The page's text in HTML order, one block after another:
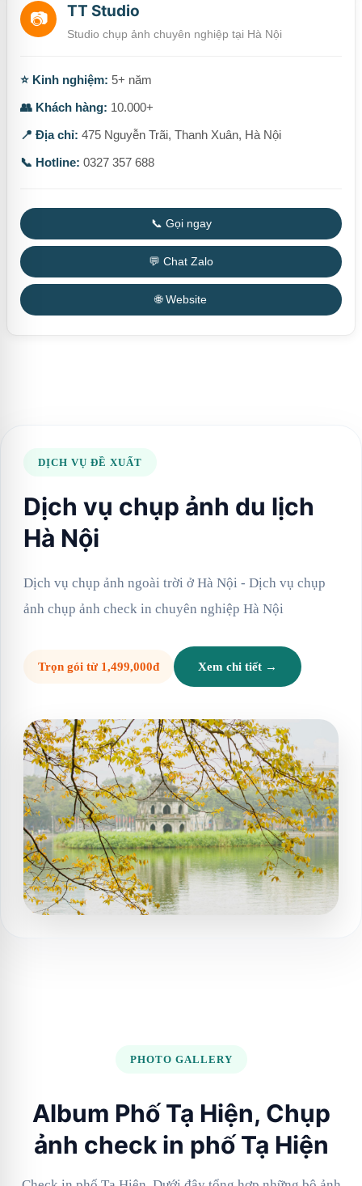
📷 TT Studio
Studio chụp ảnh chuyên nghiệp tại Hà Nội
⭐ Kinh nghiệm: 5+ năm
👥 Khách hàng: 10.000+
📍 Địa chỉ: 475 Nguyễn Trãi, Thanh Xuân, Hà Nội
📞 Hotline: 0327 357 688
📞 Gọi ngay
💬 Chat Zalo
🌐 Website
DỊCH VỤ ĐỀ XUẤT
Dịch vụ chụp ảnh du lịch
Hà Nội
Dịch vụ chụp ảnh ngoài trời ở Hà Nội - Dịch vụ chụp
ảnh chụp ảnh check in chuyên nghiệp Hà Nội
Trọn gói từ 1,499,000đ Xem chi tiết →
PHOTO GALLERY
Album Phố Tạ Hiện, Chụp
ảnh check in phố Tạ Hiện